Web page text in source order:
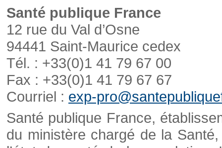
Santé publique France
12 rue du Val d’Osne
94441 Saint-Maurice cedex
Tél. : +33(0)1 41 79 67 00
Fax : +33(0)1 41 79 67 67
Courriel : exp-
Santé publique France,
du ministère chargé de la